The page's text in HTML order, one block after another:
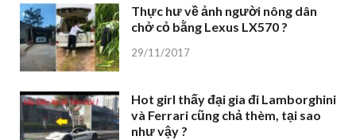
Thực hư về ảnh người nông dân
chở cỏ bằng Lexus LX570 ?
29/11/2017
Hot girl thấy đại gia đi Lamborghini
và Ferrari cũng chả thèm, tại sao
như vậy ?